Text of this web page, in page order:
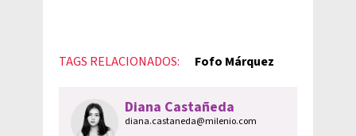
TAGS RELACIONADOS: Fofo Márquez
Diana Castañeda
diana.castaneda@milenio.com